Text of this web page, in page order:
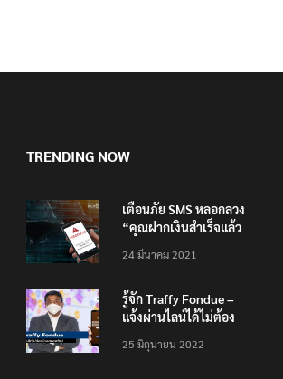
TRENDING NOW
เตือนภัย SMS หลอกลวง
“คุณฝากเงินสำเร็จแล้ว
200,000 บาท”
24 มีนาคม 2021
รู้จัก Traffy Fondue –
แจ้งผ่านไลน์ได้ไม่ต้อง
ทั่วไทย ไม่ใช่แค่ในกรุง
25 มิถุนายน 2022